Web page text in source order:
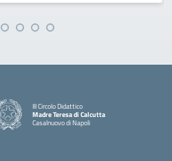
III Circolo Didattico
Madre Teresa di Calcutta
Casalnuovo di Napoli
— Visita la pagina iniziale della scuola